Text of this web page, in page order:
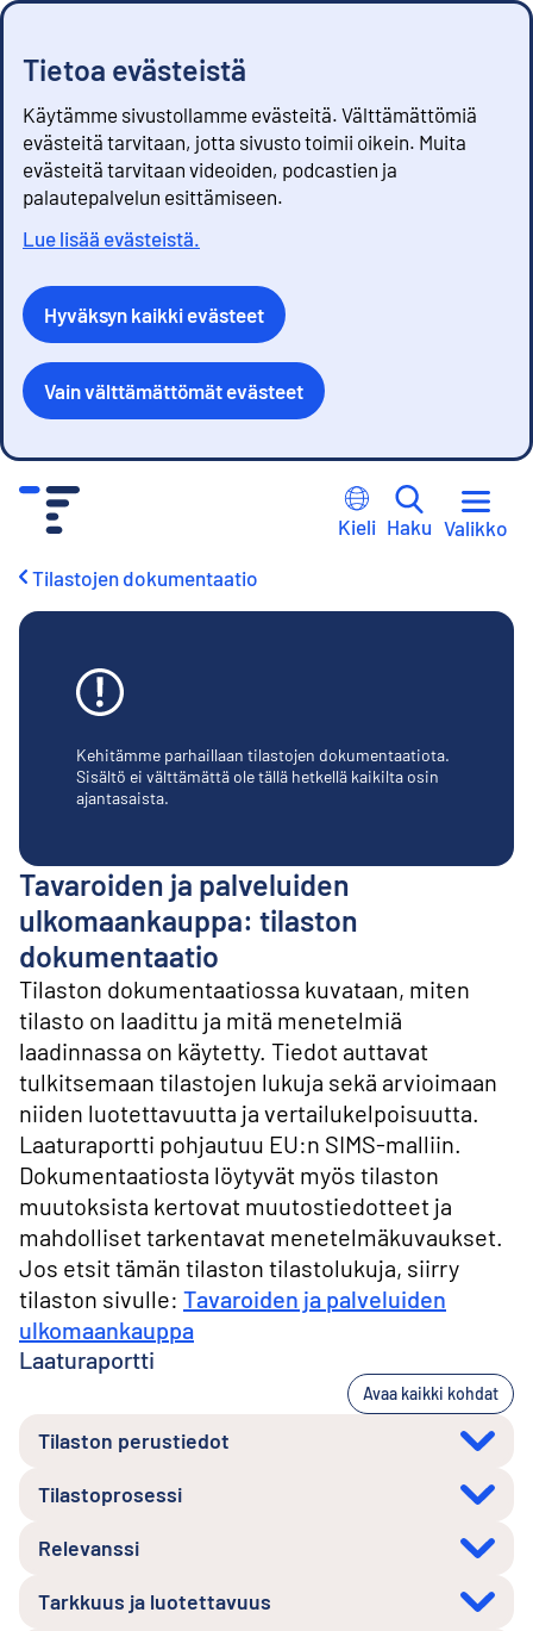
Tietoa evästeistä
Käytämme sivustollamme evästeitä. Välttämättömiä
evästeitä tarvitaan, jotta sivusto toimii oikein. Muita
evästeitä tarvitaan videoiden, podcastien ja
palautepalvelun esittämiseen.
Lue lisää evästeistä.
Hyväksyn kaikki evästeet
Vain välttämättömät evästeet
Kieli Haku Valikko
Tilastojen dokumentaatio
Kehitämme parhaillaan tilastojen dokumentaatiota.
Sisältö ei välttämättä ole tällä hetkellä kaikilta osin
ajantasaista.
Tavaroiden ja palveluiden
ulkomaankauppa: tilaston
dokumentaatio
Tilaston dokumentaatiossa kuvataan, miten
tilasto on laadittu ja mitä menetelmiä
laadinnassa on käytetty. Tiedot auttavat
tulkitsemaan tilastojen lukuja sekä arvioimaan
niiden luotettavuutta ja vertailukelpoisuutta.
Laaturaportti pohjautuu EU:n SIMS-malliin.
Dokumentaatiosta löytyvät myös tilaston
muutoksista kertovat muutostiedotteet ja
mahdolliset tarkentavat menetelmäkuvaukset.
Jos etsit tämän tilaston tilastolukuja, siirry
tilaston sivulle: Tavaroiden ja palveluiden
ulkomaankauppa
Laaturaportti
Avaa kaikki kohdat
Tilaston perustiedot
Tilastoprosessi
Relevanssi
Tarkkuus ja luotettavuus